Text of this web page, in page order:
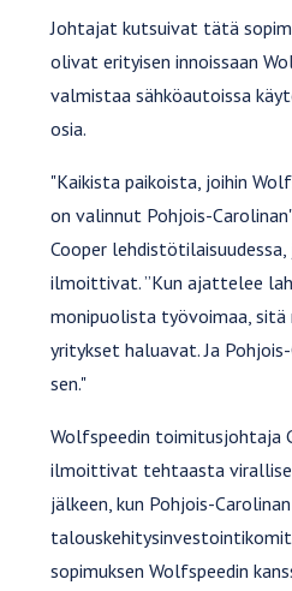
Johtajat kutsuivat tätä
olivat erityisen innoissaan
valmistaa sähköautoissa
osia.
"Kaikista paikoista, joihin
on valinnut Pohjois-
Cooper
ilmoittivat. ”Kun ajattelee
monipuolista työvoimaa, sitä
yritykset haluavat. Ja
sen."
Wolfspeedin toimitusjohtaja
ilmoittivat tehtaasta
jälkeen, kun Pohjois-
sopimuksen Wolfspeedin